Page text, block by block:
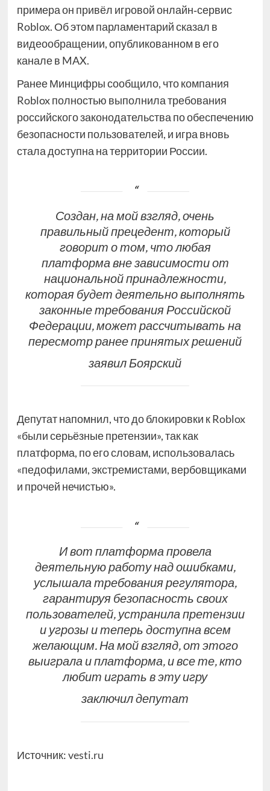
примера он привёл игровой онлайн‑сервис
Roblox. Об этом парламентарий сказал в
видеообращении, опубликованном в его
канале в MAX.
Ранее Минцифры сообщило, что компания
Roblox полностью выполнила требования
российского законодательства по обеспечению
безопасности пользователей, и игра вновь
стала доступна на территории России.
Создан, на мой взгляд, очень
правильный прецедент, который
говорит о том, что любая
платформа вне зависимости от
национальной принадлежности,
которая будет деятельно выполнять
законные требования Российской
Федерации, может рассчитывать на
пересмотр ранее принятых решений
заявил Боярский
Депутат напомнил, что до блокировки к Roblox
«были серьёзные претензии», так как
платформа, по его словам, использовалась
«педофилами, экстремистами, вербовщиками
и прочей нечистью».
И вот платформа провела
деятельную работу над ошибками,
услышала требования регулятора,
гарантируя безопасность своих
пользователей, устранила претензии
и угрозы и теперь доступна всем
желающим. На мой взгляд, от этого
выиграла и платформа, и все те, кто
любит играть в эту игру
заключил депутат
Источник:vesti.ru